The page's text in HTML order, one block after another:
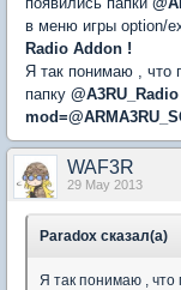
в меню игры option/
Radio Addon !
Я так понимаю , что
папку @A3RU_Radio
WAF3R
29 May 2013
Paradox сказал(а)
Я так понимаю , что